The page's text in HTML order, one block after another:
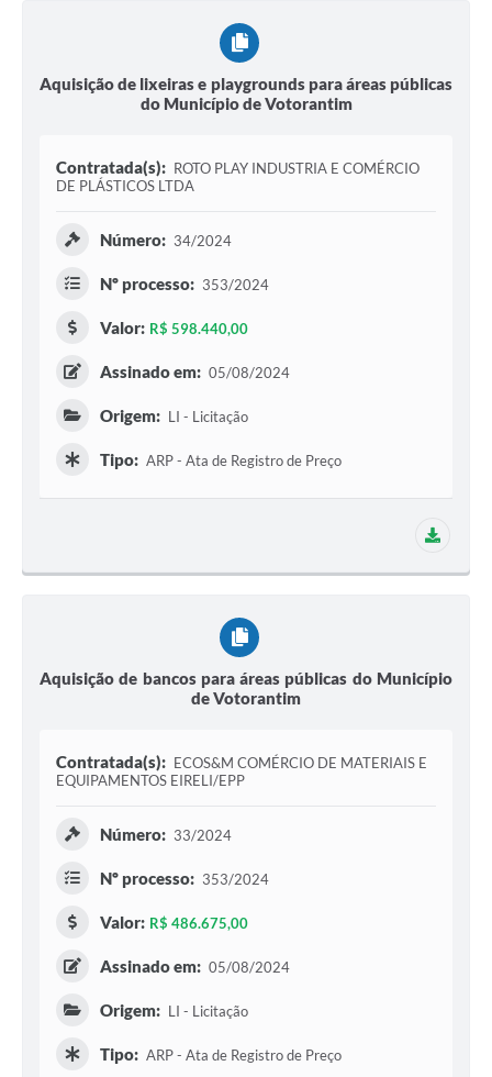
Ouvidoria
Jornal (Edições anteriores)
Uso de Internet e Recursos de Informática
Plano Municipal de Saneamento Básico
Arquivos para Download
Guarda Civil Municipal (GCM)
Arborização urbana
Manual para arquivo de remessa – NFSe
IPTU Selo Verde
Contato
Aquisição de lixeiras e playgrounds para áreas públicas
do Município de Votorantim
Contratada(s): ROTO PLAY INDUSTRIA E COMÉRCIO
DE PLÁSTICOS LTDA
Número: 34/2024
Nº processo: 353/2024
Valor: R$ 598.440,00
Assinado em: 05/08/2024
Origem: LI - Licitação
Tipo: ARP - Ata de Registro de Preço
Aquisição de bancos para áreas públicas do Município
de Votorantim
Contratada(s): ECOS&M COMÉRCIO DE MATERIAIS E
EQUIPAMENTOS EIRELI/EPP
Número: 33/2024
Nº processo: 353/2024
Valor: R$ 486.675,00
Assinado em: 05/08/2024
Origem: LI - Licitação
Tipo: ARP - Ata de Registro de Preço